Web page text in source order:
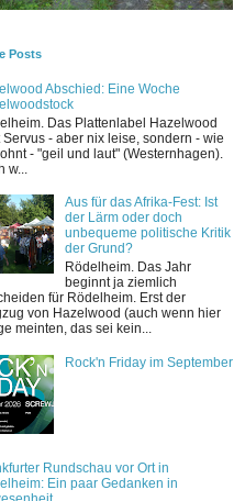
Posts
Abschied: Eine Woche
Das Plattenlabel Hazelwood
Servus - aber nix leise, sondern - wie
- "geil und laut" (Westernhagen).
w...
Aus für das Afrika-Fest: Ist
der Lärm oder doch
unbequeme politische Kritik
der Grund?
Rödelheim. Das Jahr
beginnt ja ziemlich
für Rödelheim. Erst der
von Hazelwood (auch wenn hier
meinten, das sei kein...
Rock'n Friday im September
Rundschau vor Ort in
Ein paar Gedanken in